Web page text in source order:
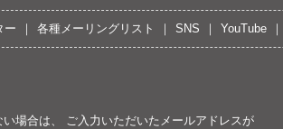
ー 各種メーリングリスト SNS YouTube
場合は、 ご入力いただいたメールアドレスが